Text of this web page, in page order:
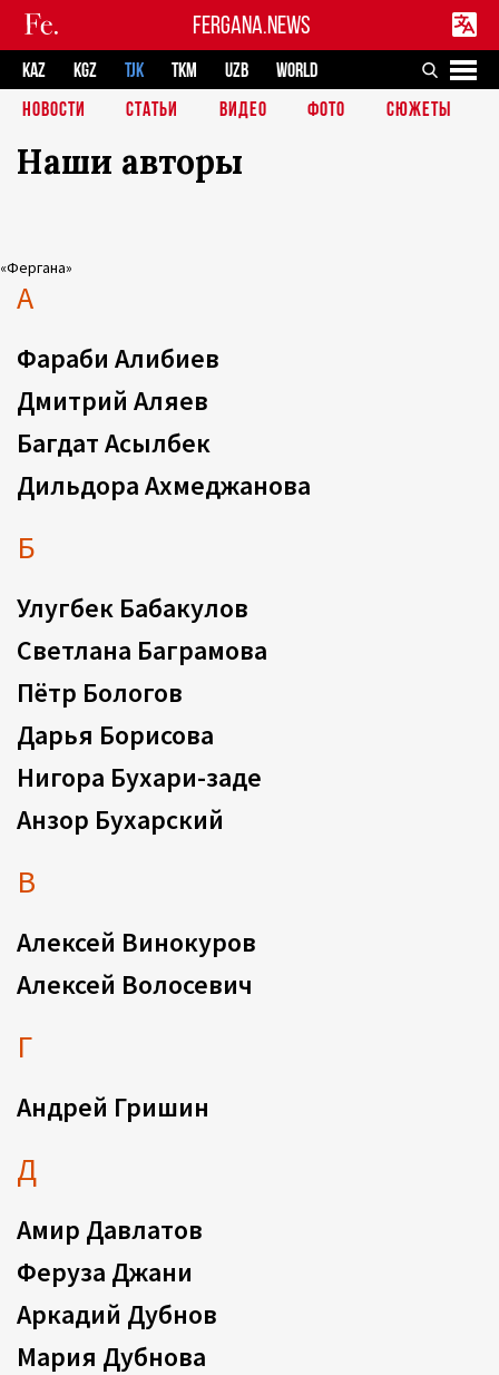
FERGANA.NEWS
KAZ KGZ TJK TKM UZB
WORLD
НОВОСТИ
СТАТЬИ ВИДЕО ФОТО СЮЖЕТЫ
Наши авторы
«Фергана»
А
Фараби Алибиев
Дмитрий Аляев
Багдат Асылбек
Дильдора Ахмеджанова
Б
Улугбек Бабакулов
Светлана Баграмова
Пётр Бологов
Дарья Борисова
Нигора Бухари-заде
Анзор Бухарский
В
Алексей Винокуров
Алексей Волосевич
Г
Андрей Гришин
Д
Амир Давлатов
Феруза Джани
Аркадий Дубнов
Мария Дубнова